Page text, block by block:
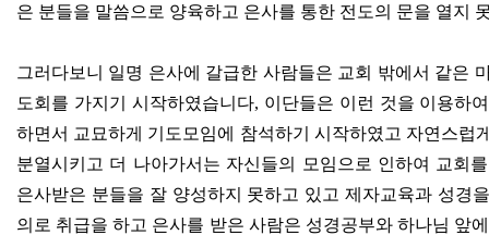
은 분들을 말씀으로 양육하고 은사를 통한 전도의 문을 열지
그러다보니 일명 은사에 갈급한 사람들은 교회 밖에서 같은
도회를 가지기 시작하였습니다, 이단들은 이런 것을 이용하
하면서 교묘하게 기도모임에 참석하기 시작하였고 자연스럽
분열시키고 더 나아가서는 자신들의 모임으로 인하여 교회
은사받은 분들을 잘 양성하지 못하고 있고 제자교육과 성경
의로 취급을 하고 은사를 받은 사람은 성경공부와 하나님 앞